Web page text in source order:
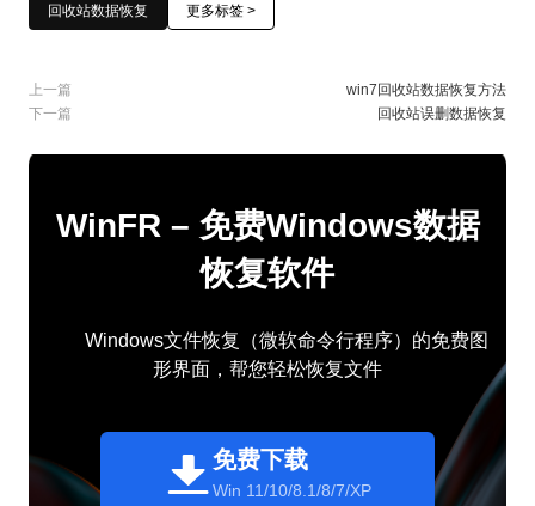
回收站数据恢复 更多标签 >
上一篇
win7回收站数据恢复方法
下一篇
回收站误删数据恢复
WinFR – 免费Windows数据
恢复软件
Windows文件恢复（微软命令行程序）的免费图
形界面，帮您轻松恢复文件
免费下载
Win 11/10/8.1/8/7/XP